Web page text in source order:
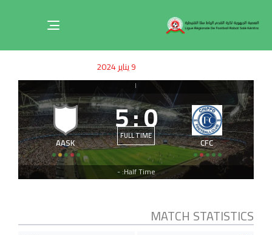
Toggle
IN:on:
9 يناير 2024
|
CFC
0
:
5FULL TIME
AASK
Half Time: -
MATCH STATISTICS